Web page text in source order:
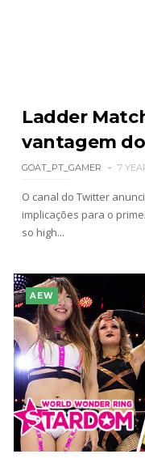
Ladder
vantagem do
GOAT_PT_GAMER 7
O canal do Twitter
implicações para o
so high...
AEW